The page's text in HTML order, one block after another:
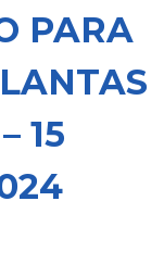
PARA
15